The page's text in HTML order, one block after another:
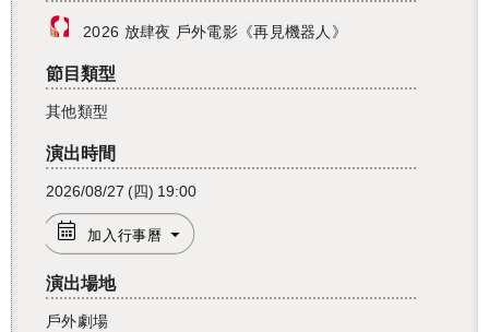
2026 放肆夜 戶外電影《再見機器人》
節目類型
其他類型
演出時間
2026/08/27 (四) 19:00
加入行事曆
演出場地
戶外劇場